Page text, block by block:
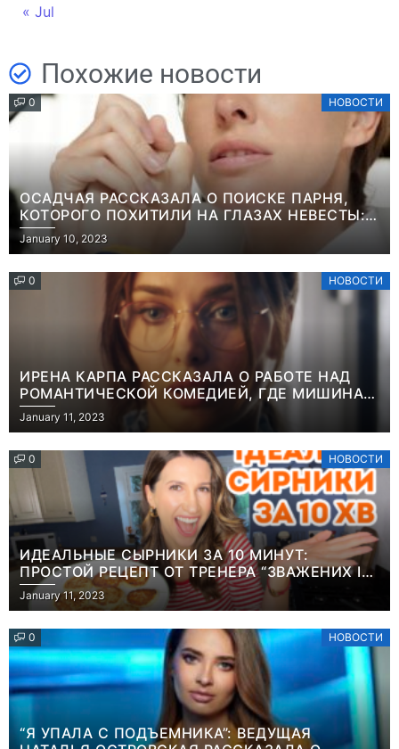
« Jul
Похожие новости
0 НОВОСТИ
ОСАДЧАЯ РАССКАЗАЛА О ПОИСКЕ ПАРНЯ,
КОТОРОГО ПОХИТИЛИ НА ГЛАЗАХ НЕВЕСТЫ:
“ОН ВЕСЬ УДАР ПРИНЯЛ НА СЕБЯ”
January 10, 2023
0 НОВОСТИ
ИРЕНА КАРПА РАССКАЗАЛА О РАБОТЕ НАД
РОМАНТИЧЕСКОЙ КОМЕДИЕЙ, ГДЕ МИШИНА В
РОЛИ МАТЕРИ-ОДИНОЧКИ
January 11, 2023
0 НОВОСТИ
ИДЕАЛЬНЫЕ СЫРНИКИ ЗА 10 МИНУТ:
ПРОСТОЙ РЕЦЕПТ ОТ ТРЕНЕРА “ЗВАЖЕНИХ І
ЩАСЛИВИХ” АНИТЫ ЛУЦЕНКО
January 11, 2023
0 НОВОСТИ
“Я УПАЛА С ПОДЪЕМНИКА”: ВЕДУЩАЯ